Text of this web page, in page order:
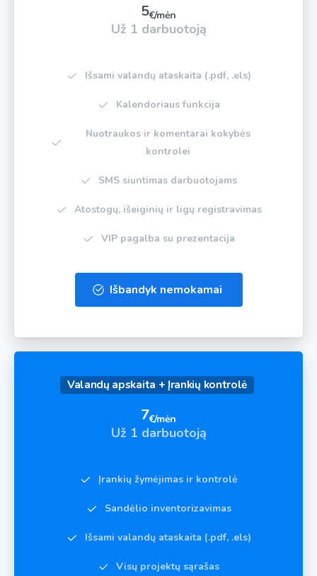
5€/mėn
Už 1 darbuotoją
Išsami valandų ataskaita (.pdf, .els)
Kalendoriaus funkcija
Nuotraukos ir komentarai kokybės
kontrolei
SMS siuntimas darbuotojams
Atostogų, išeiginių ir ligų registravimas
VIP pagalba su prezentacija
Išbandyk nemokamai
Valandų apskaita + Įrankių kontrolė
7€/mėn
Už 1 darbuotoją
Įrankių žymėjimas ir kontrolė
Sandėlio inventorizavimas
Išsami valandų ataskaita (.pdf, .els)
Visų projektų sąrašas